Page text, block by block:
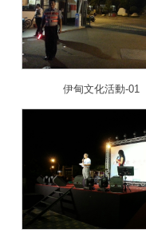
伊甸文化活動-01